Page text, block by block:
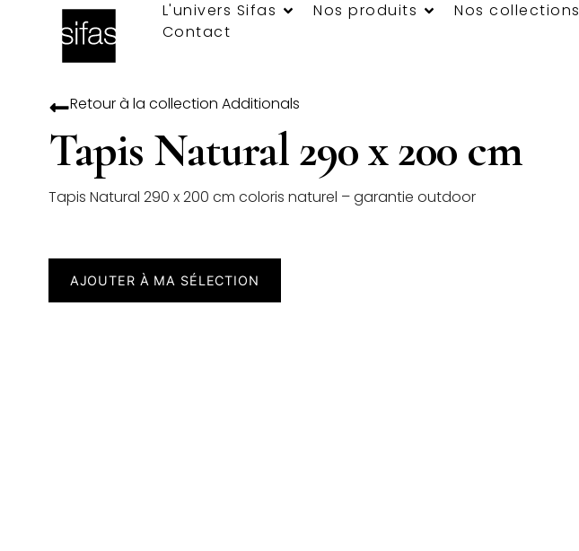
L'univers Sifas Nos produits Nos collections
Contact
Retour à la collection Additionals
Tapis Natural 290 x 200 cm
Tapis Natural 290 x 200 cm coloris naturel – garantie outdoor
AJOUTER À MA SÉLECTION